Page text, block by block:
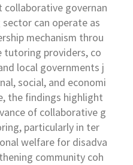
governan
can operate as
mechanism throu
tutoring providers, co
local governments j
social, and economi
the findings highlight
of collaborative g
particularly in ter
welfare for disadva
community coh